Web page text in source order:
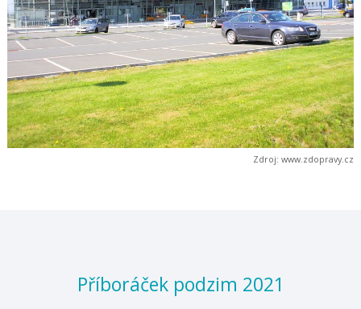
Zdroj: www.zdopravy.cz
Příboráček podzim 2021